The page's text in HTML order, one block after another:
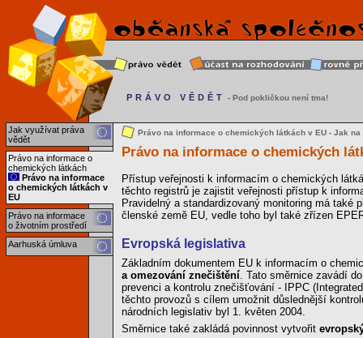
Jak využívat práva
vědět
Právo na informace o
chemických látkách
Právo na informace
o chemických látkách v
EU
Právo na informace
o životním prostředí
Aarhuská úmluva
PRÁVO VĚDĚT - Pod pokličkou není tma!
Právo na informace o chemických látkách v EU - Jak na
Právo na informace o chemických
Přístup veřejnosti k informacím o chemických
těchto registrů je zajistit veřejnosti přístup k
Pravidelný a standardizovaný monitoring má
členské země EU, vedle toho byl také zřízen
Evropská legislativa
Základním dokumentem EU k informacím o
a omezování znečištění . Tato směrnice zavádí
prevenci a kontrolu znečišťování - IPPC
těchto provozů s cílem umožnit důslednější
národních legislativ byl 1. květen 2004.
Směrnice také zakládá povinnost vytvořit